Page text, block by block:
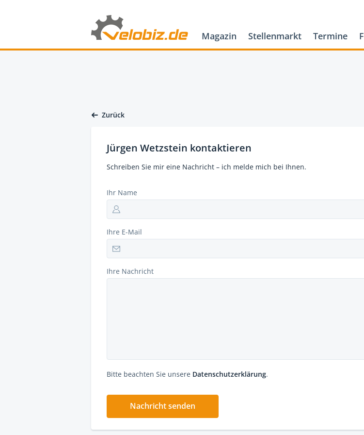
Magazin Stellenmarkt Termine
Zurück
Jürgen Wetzstein kontaktieren
Schreiben Sie mir eine Nachricht – ich melde mich bei Ihnen.
Ihr Name
Ihre E-Mail
Ihre Nachricht
Bitte beachten Sie unsere Datenschutzerklärung.
Nachricht senden